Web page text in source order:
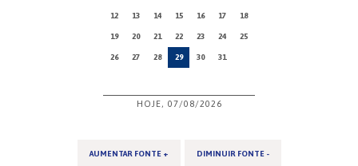
12 13 14 15 16 17 18
19 20 21 22 23 24 25
26 27 28 29 30 31
HOJE, 07/08/2026
AUMENTAR FONTE + DIMINUIR FONTE -